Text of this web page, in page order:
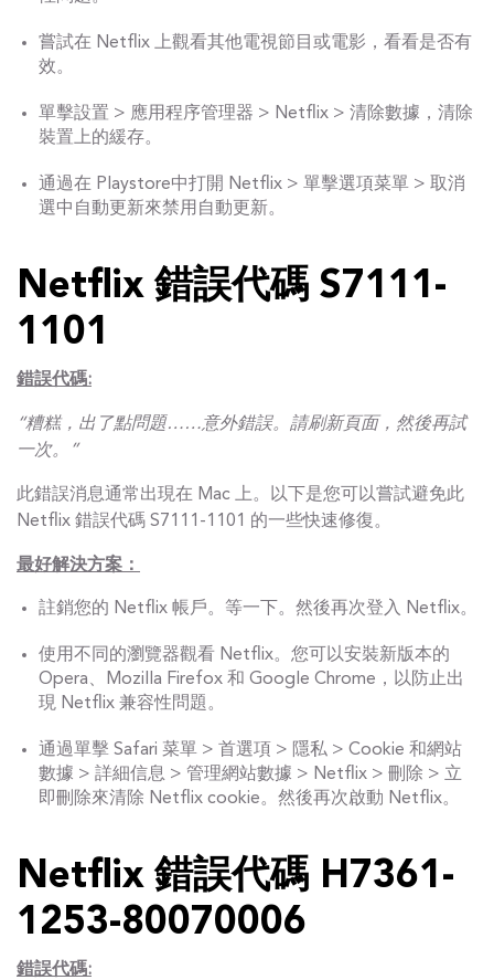
嘗試在 Netflix 上觀看其他電視節目或電影，看看是否有
效。
單擊設置 > 應用程序管理器 > Netflix > 清除數據，清除
裝置上的緩存。
通過在 Playstore中打開 Netflix > 單擊選項菜單 > 取消
選中自動更新來禁用自動更新。
Netflix 錯誤代碼 S7111-
1101
錯誤代碼:
“糟糕，出了點問題……意外錯誤。請刷新頁面，然後再試
一次。”
此錯誤消息通常出現在 Mac 上。以下是您可以嘗試避免此
Netflix 錯誤代碼 S7111-1101 的一些快速修復。
最好解決方案：
註銷您的 Netflix 帳戶。等一下。然後再次登入 Netflix。
使用不同的瀏覽器觀看 Netflix。您可以安裝新版本的
Opera、Mozilla Firefox 和 Google Chrome，以防止出
現 Netflix 兼容性問題。
通過單擊 Safari 菜單 > 首選項 > 隱私 > Cookie 和網站
數據 > 詳細信息 > 管理網站數據 > Netflix > 刪除 > 立
即刪除來清除 Netflix cookie。然後再次啟動 Netflix。
Netflix 錯誤代碼 H7361-
1253-80070006
錯誤代碼: